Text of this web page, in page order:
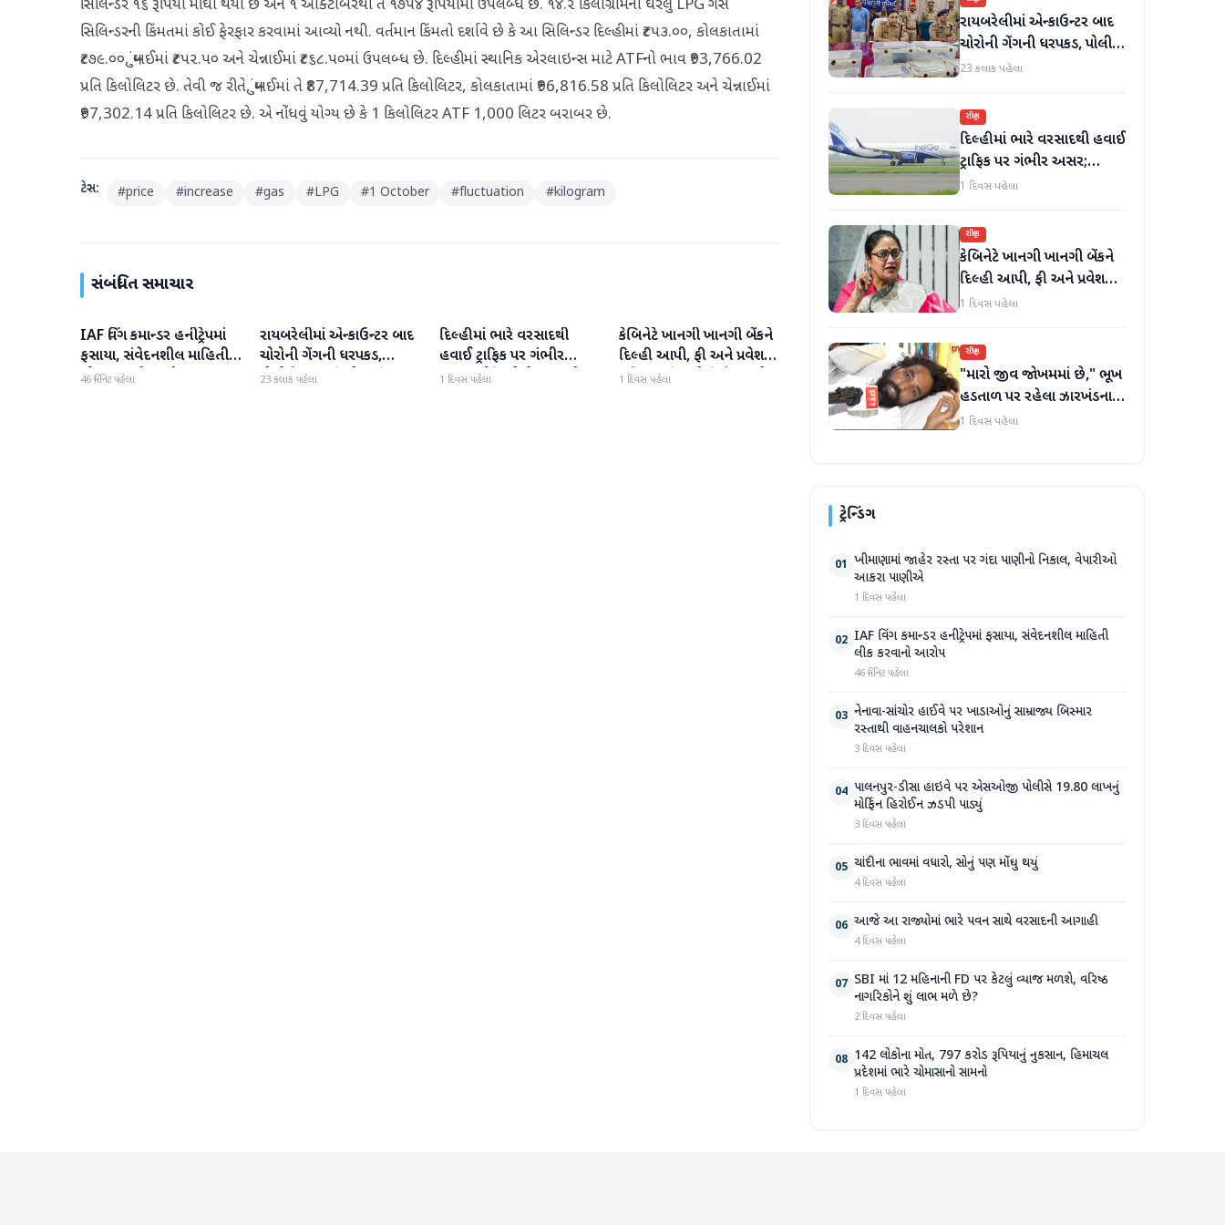
સિલિન્ડર ૧૬ રૂપિયા મોંઘો થયો છે અને ૧ ઓક્ટોબરથી તે ૧૭૫૪ રૂપિયામાં ઉપલબ્ધ છે. ૧૪.૨ કિલોગ્રામના ઘરેલુ LPG ગેસ
સિલિન્ડરની કિંમતમાં કોઈ ફેરફાર કરવામાં આવ્યો નથી. વર્તમાન કિંમતો દર્શાવે છે કે આ સિલિન્ડર દિલ્હીમાં ₹૮૫૩.૦૦, કોલકાતામાં
₹૮૭૯.૦૦, મુંબઈમાં ₹૮૫૨.૫૦ અને ચેન્નાઈમાં ₹૮૬૮.૫૦માં ઉપલબ્ધ છે. દિલ્હીમાં સ્થાનિક એરલાઇન્સ માટે ATFનો ભાવ ₹93,766.02
પ્રતિ કિલોલિટર છે. તેવી જ રીતે, મુંબઈમાં તે ₹87,714.39 પ્રતિ કિલોલિટર, કોલકાતામાં ₹96,816.58 પ્રતિ કિલોલિટર અને ચેન્નાઈમાં
₹97,302.14 પ્રતિ કિલોલિટર છે. એ નોંધવું યોગ્ય છે કે 1 કિલોલિટર ATF 1,000 લિટર બરાબર છે.
ટેગ્સ: #price #increase #gas #LPG #1 October #fluctuation #kilogram
સંબંધિત સમાચાર
રાષ્ટ્રીય
IAF વિંગ કમાન્ડર હનીટ્રેપમાં
ફસાયા, સંવેદનશીલ માહિતી
લીક કરવાનો આરોપ
46 મિનિટ પહેલા
રાષ્ટ્રીય
રાયબરેલીમાં એન્કાઉન્ટર બાદ
ચોરોની ગેંગની ધરપકડ,
પોલીસે 12.4 કિલો ચાંદીના
23 કલાક પહેલા
રાષ્ટ્રીય
દિલ્હીમાં ભારે વરસાદથી
હવાઈ ટ્રાફિક પર ગંભીર
અસર; ઈન્ડિગોએ મુસાફરો
1 દિવસ પહેલા
રાષ્ટ્રીય
કેબિનેટે ખાનગી ખાનગી બેંકને
દિલ્હી આપી, ફી અને પ્રવેશ
માટે નવા નિયમો વિશે જાણો
1 દિવસ પહેલા
રાયબરેલીમાં એન્કાઉન્ટર બાદ
ચોરોની ગેંગની ધરપકડ, પોલીસે
12.4 કિલો ચાંદીના દાગીના
23 કલાક પહેલા
રાષ્ટ્રીય
દિલ્હીમાં ભારે વરસાદથી હવાઈ
ટ્રાફિક પર ગંભીર અસર;
ઈન્ડિગોએ મુસાફરો માટે
1 દિવસ પહેલા
રાષ્ટ્રીય
કેબિનેટે ખાનગી ખાનગી બેંકને
દિલ્હી આપી, ફી અને પ્રવેશ
માટે નવા નિયમો વિશે જાણો
1 દિવસ પહેલા
રાષ્ટ્રીય
"મારો જીવ જોખમમાં છે," ભૂખ
હડતાળ પર રહેલા ઝારખંડના
વિદ્યાર્થી નેતા દેવેન્દ્ર નાથ
1 દિવસ પહેલા
ટ્રેન્ડિંગ
01 ખીમાણામાં જાહેર રસ્તા પર ગંદા પાણીનો નિકાલ, વેપારીઓ
આકરા પાણીએ
1 દિવસ પહેલા
02 IAF વિંગ કમાન્ડર હનીટ્રેપમાં ફસાયા, સંવેદનશીલ માહિતી
લીક કરવાનો આરોપ
46 મિનિટ પહેલા
03 નેનાવા-સાંચોર હાઈવે પર ખાડાઓનું સામ્રાજ્ય બિસ્માર
રસ્તાથી વાહનચાલકો પરેશાન
3 દિવસ પહેલા
04 પાલનપુર-ડીસા હાઇવે પર એસઓજી પોલીસે 19.80 લાખનું
મોર્ફિન હિરોઈન ઝડપી પાડ્યું
3 દિવસ પહેલા
05 ચાંદીના ભાવમાં વધારો, સોનું પણ મોંઘુ થયું
4 દિવસ પહેલા
06 આજે આ રાજ્યોમાં ભારે પવન સાથે વરસાદની આગાહી
4 દિવસ પહેલા
07 SBI માં 12 મહિનાની FD પર કેટલું વ્યાજ મળશે, વરિષ્ઠ
નાગરિકોને શું લાભ મળે છે?
2 દિવસ પહેલા
08 142 લોકોના મોત, 797 કરોડ રૂપિયાનું નુકસાન, હિમાચલ
પ્રદેશમાં ભારે ચોમાસાનો સામનો
1 દિવસ પહેલા